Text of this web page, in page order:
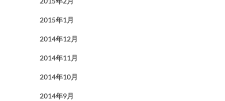
2015年1月
2014年12月
2014年11月
2014年10月
2014年9月